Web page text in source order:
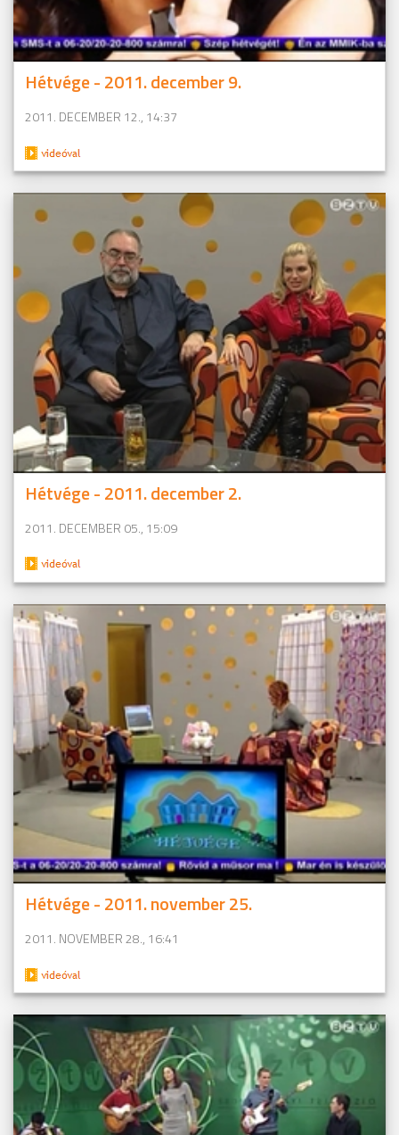
Hétvége - 2011. december 9.
2011. DECEMBER 12., 14:37
Hétvége - 2011. december 2.
2011. DECEMBER 05., 15:09
Hétvége - 2011. november 25.
2011. NOVEMBER 28., 16:41